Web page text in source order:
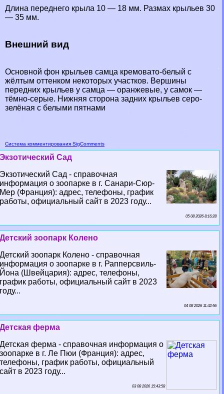
Длина переднего крыла 10 — 18 мм. Размах крыльев 30
— 35 мм.
Внешний вид
Основной фон крыльев самца кремовато-белый с
жёлтым оттенком некоторых участков. Вершины
передних крыльев у самца — оранжевые, у самок —
тёмно-серые. Нижняя сторона задних крыльев серо-
зелёная с белыми пятнами
Система комментирования SigComments
Экзотический Сад
Экзотический Сад - справочная
информация о зоопарке в г. Санари-Сюр-
Мер (Франция): адрес, телефоны, график
работы, официальный сайт в 2023 году...
05 08 2026 8:16:28
Детский зоопарк Колено
Детский зоопарк Колено - справочная
информация о зоопарке в г. Рапперсвиль-
Йона (Швейцария): адрес, телефоны,
график работы, официальный сайт в 2023
году...
04 08 2026 11:32:56
Детская ферма
Детская ферма - справочная информация о
зоопарке в г. Ле Пюи (Франция): адрес,
телефоны, график работы, официальный
сайт в 2023 году...
03 08 2026 15:43:58